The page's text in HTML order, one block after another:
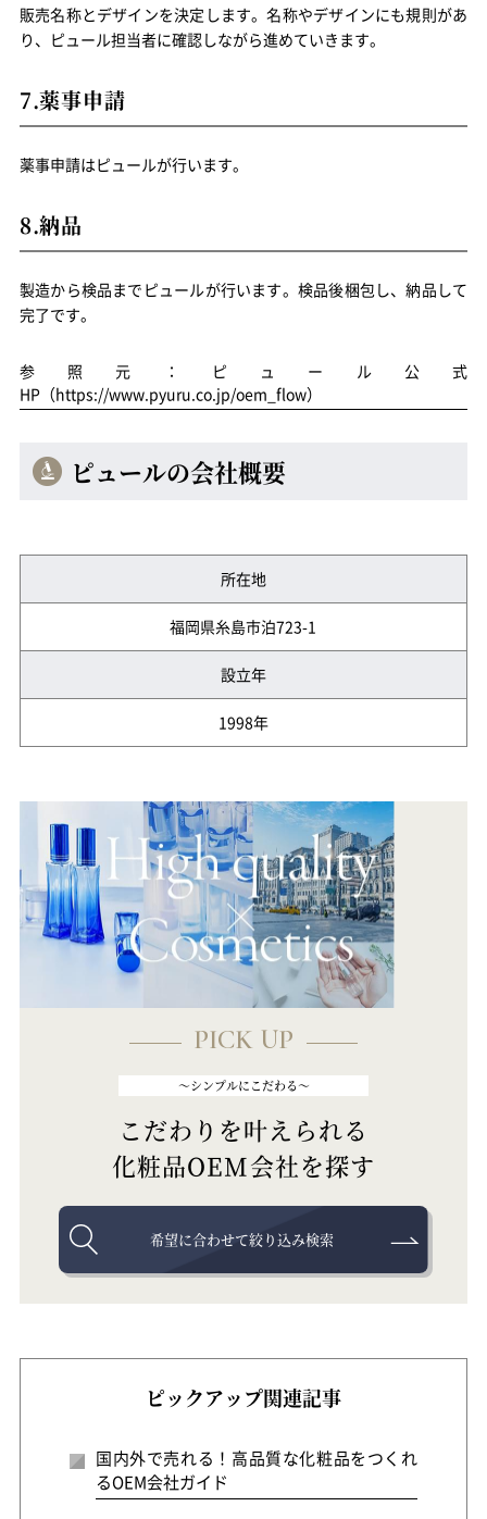
販売名称とデザインを決定します。名称やデザインにも規則があ
り、ピュール担当者に確認しながら進めていきます。
7.薬事申請
薬事申請はピュールが行います。
8.納品
製造から検品までピュールが行います。検品後梱包し、納品して
完了です。
参照元：ピュール公式
HP（https://www.pyuru.co.jp/oem_flow）
ピュールの会社概要
所在地
福岡県糸島市泊723-1
設立年
1998年
PICK UP
～シンプルにこだわる～
こだわりを叶えられる
化粧品OEM会社を探す
希望に合わせて絞り込み検索
ピックアップ関連記事
国内外で売れる！高品質な化粧品をつくれ
るOEM会社ガイド